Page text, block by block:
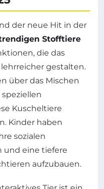
der neue Hit in der
Stofftiere
die das
gestalten.
über das Mischen
Kuscheltiere
Kinder haben
sozialen
und eine tiefere
aufzubauen.